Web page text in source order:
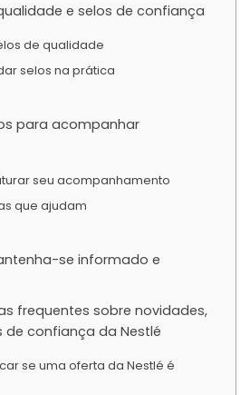
e selos de confiança
de qualidade
selos na prática
para acompanhar
seu acompanhamento
que ajudam
se informado e
frequentes sobre novidades,
de confiança da Nestlé
se uma oferta da Nestlé é